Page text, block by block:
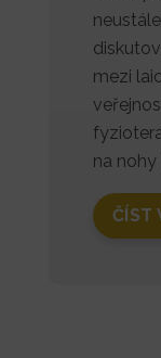
mezi
na nohy
ČÍST